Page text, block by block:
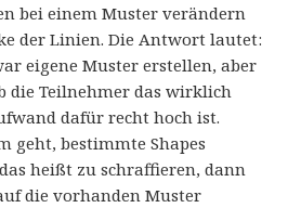
bei einem Muster verändern
der Linien. Die Antwort lautet:
eigene Muster erstellen, aber
die Teilnehmer das wirklich
dafür recht hoch ist.
geht, bestimmte Shapes
heißt zu schraffieren, dann
die vorhanden Muster